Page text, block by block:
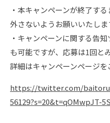
・本キャンペーンが終了す
外さないようお願いいたしま
・キャンペーンに関する告
も可能ですが、応募は1回と
詳細はキャンペーンページを
https://twitter.com/
56129?s=20&t=qOMwpJT-